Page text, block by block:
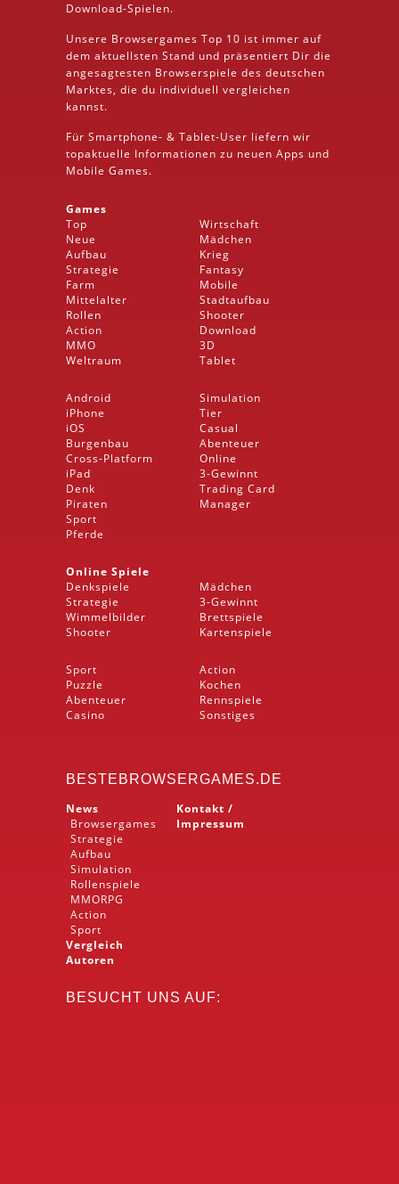
Download-Spielen.
Unsere Browsergames Top 10 ist immer auf
dem aktuellsten Stand und präsentiert Dir die
angesagtesten Browserspiele des deutschen
Marktes, die du individuell vergleichen
kannst.
Für Smartphone- & Tablet-User liefern wir
topaktuelle Informationen zu neuen Apps und
Mobile Games.
Games
Top
Neue
Aufbau
Strategie
Farm
Mittelalter
Rollen
Action
MMO
Weltraum
Wirtschaft
Mädchen
Krieg
Fantasy
Mobile
Stadtaufbau
Shooter
Download
3D
Tablet
Android
iPhone
iOS
Burgenbau
Cross-Platform
iPad
Denk
Piraten
Sport
Pferde
Simulation
Tier
Casual
Abenteuer
Online
3-Gewinnt
Trading Card
Manager
Online Spiele
Denkspiele
Strategie
Wimmelbilder
Shooter
Mädchen
3-Gewinnt
Brettspiele
Kartenspiele
Sport
Puzzle
Abenteuer
Casino
Action
Kochen
Rennspiele
Sonstiges
BESTEBROWSERGAMES.DE
News
Browsergames
Strategie
Aufbau
Simulation
Rollenspiele
MMORPG
Action
Sport
Vergleich
Autoren
Kontakt /
Impressum
BESUCHT UNS AUF: